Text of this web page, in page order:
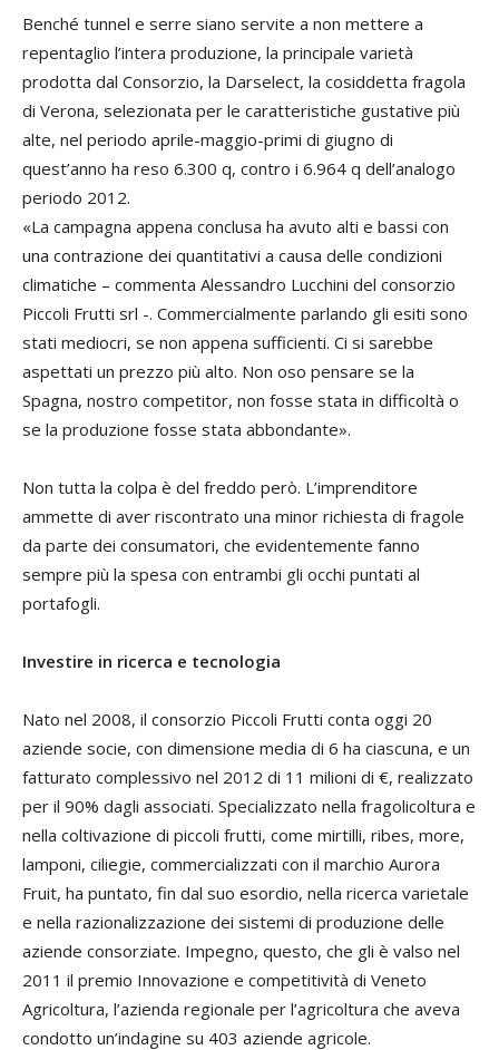
Benché tunnel e serre siano servite a non mettere a
repentaglio l’intera produzione, la principale varietà
prodotta dal Consorzio, la Darselect, la cosiddetta fragola
di Verona, selezionata per le caratteristiche gustative più
alte, nel periodo aprile-maggio-primi di giugno di
quest’anno ha reso 6.300 q, contro i 6.964 q dell’analogo
periodo 2012.
«La campagna appena conclusa ha avuto alti e bassi con
una contrazione dei quantitativi a causa delle condizioni
climatiche – commenta Alessandro Lucchini del consorzio
Piccoli Frutti srl -. Commercialmente parlando gli esiti sono
stati mediocri, se non appena sufficienti. Ci si sarebbe
aspettati un prezzo più alto. Non oso pensare se la
Spagna, nostro competitor, non fosse stata in difficoltà o
se la produzione fosse stata abbondante».
Non tutta la colpa è del freddo però. L’imprenditore
ammette di aver riscontrato una minor richiesta di fragole
da parte dei consumatori, che evidentemente fanno
sempre più la spesa con entrambi gli occhi puntati al
portafogli.
Investire in ricerca e tecnologia
Nato nel 2008, il consorzio Piccoli Frutti conta oggi 20
aziende socie, con dimensione media di 6 ha ciascuna, e un
fatturato complessivo nel 2012 di 11 milioni di €, realizzato
per il 90% dagli associati. Specializzato nella fragolicoltura e
nella coltivazione di piccoli frutti, come mirtilli, ribes, more,
lamponi, ciliegie, commercializzati con il marchio Aurora
Fruit, ha puntato, fin dal suo esordio, nella ricerca varietale
e nella razionalizzazione dei sistemi di produzione delle
aziende consorziate. Impegno, questo, che gli è valso nel
2011 il premio Innovazione e competitività di Veneto
Agricoltura, l’azienda regionale per l’agricoltura che aveva
condotto un’indagine su 403 aziende agricole.